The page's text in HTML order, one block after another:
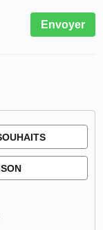
Envoyer